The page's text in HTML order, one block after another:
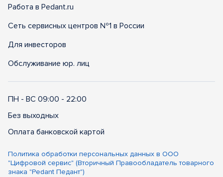
Работа в Pedant.ru
Сеть сервисных центров №1 в России
Для инвесторов
Обслуживание юр. лиц
ПН - ВС 09:00 - 22:00
Без выходных
Оплата банковской картой
Политика обработки персональных данных в ООО
"Цифровой сервис" (Вторичный Правообладатель товарного
знака "Pedant Педант")